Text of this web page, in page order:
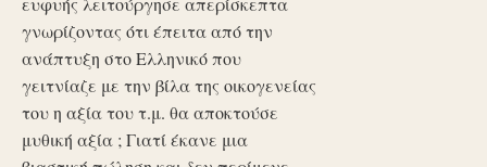
γνωρίζοντας ότι έπειτα από την
ανάπτυξη στο Ελληνικό που
γειτνίαζε με την βίλα της οικογενείας
του η αξία του τ.μ. θα αποκτούσε
μυθική αξία ; Γιατί έκανε μια